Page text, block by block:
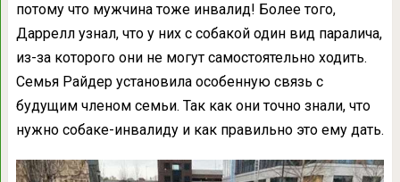
потому что мужчина тоже инвалид! Более того,
Даррелл узнал, что у них с собакой один вид паралича,
из-за которого они не могут самостоятельно ходить.
Семья Райдер установила особенную связь с
будущим членом семьи. Так как они точно знали, что
нужно собаке-инвалиду и как правильно это ему дать.